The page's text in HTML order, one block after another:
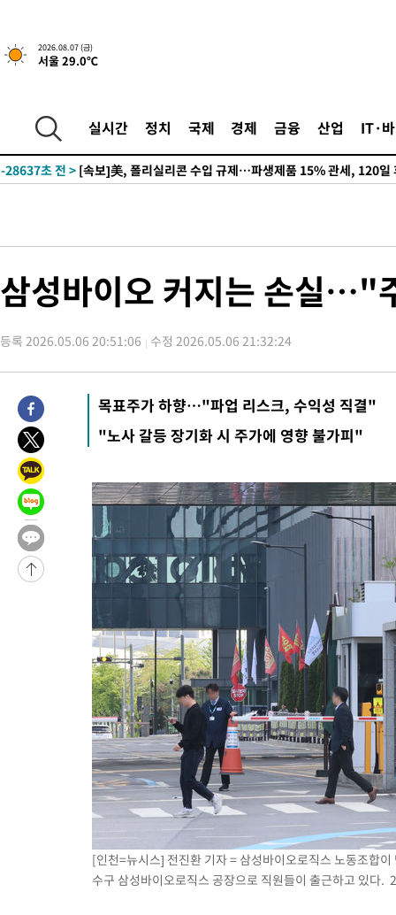
2026.08.07 (금)
서울 29.0℃
실시간 정치 국제 경제 금융 산업 IT·
-24508초 전 >
[속보] 뉴욕증시, 일제 하락 마감…나스닥 0.06%↓
-29922초 전 >
례 큰 폭발음
-28637초 전 > [속보]美, 폴리실리콘 수입 규제…파생제품 15% 관세, 120일
-29942초 전 >이란, 호르무즈서 "적국 목표물들"과 대치로 남부 케슘섬에서
발효
-26808초 전 > [속보]트럼프, 美 원정출산 금지 행정명령 서명
삼성바이오 커지는 손실…"
등록 2026.05.06 20:51:06 수정 2026.05.06 21:32:24
목표주가 하향…"파업 리스크, 수익성 직결"
"노사 갈등 장기화 시 주가에 영향 불가피"
[인천=뉴시스] 전진환 기자 = 삼성바이오로직스 노동조합
수구 삼성바이오로직스 공장으로 직원들이 출근하고 있다